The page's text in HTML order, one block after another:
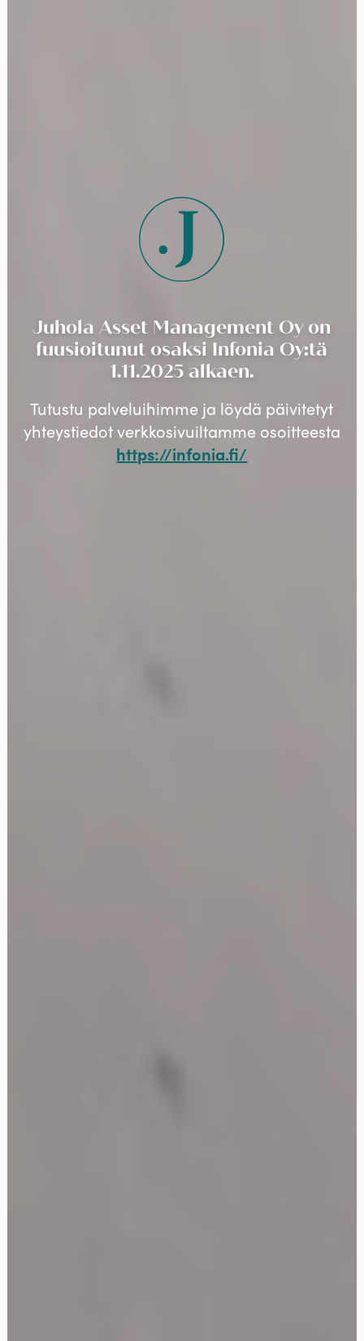
Juhola Asset Management Oy on
fuusioitunut osaksi Infonia Oy:tä
1.11.2025 alkaen.
Tutustu palveluihimme ja löydä päivitetyt
yhteystiedot verkkosivuiltamme osoitteesta
https://infonia.fi/